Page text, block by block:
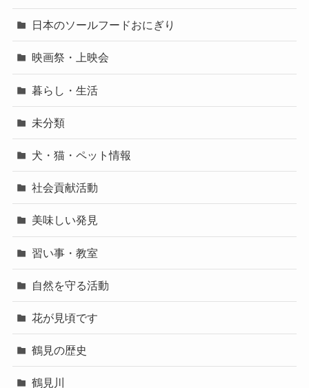
日本のソールフードおにぎり
映画祭・上映会
暮らし・生活
未分類
犬・猫・ペット情報
社会貢献活動
美味しい発見
習い事・教室
自然を守る活動
花が見頃です
鶴見の歴史
鶴見川